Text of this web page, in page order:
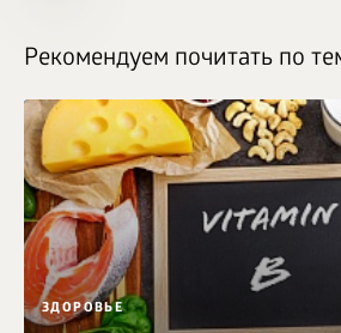
Рекомендуем почитать по
ЗДОРОВЬЕ